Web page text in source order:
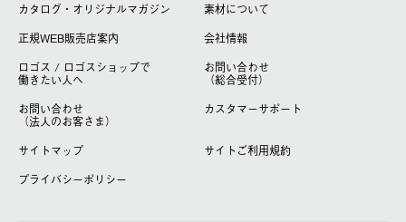
カタログ・オリジナルマガジン
素材について
正規WEB販売店案内
会社情報
ロゴス / ロゴスショップで
働きたい人へ
お問い合わせ
（総合受付）
お問い合わせ
（法人のお客さま）
カスタマーサポート
サイトマップ
サイトご利用規約
プライバシーポリシー